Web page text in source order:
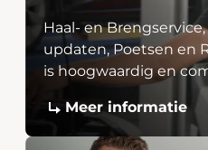
Haal- en
updaten, Poetsen en
is hoogwaardig en
Meer informatie